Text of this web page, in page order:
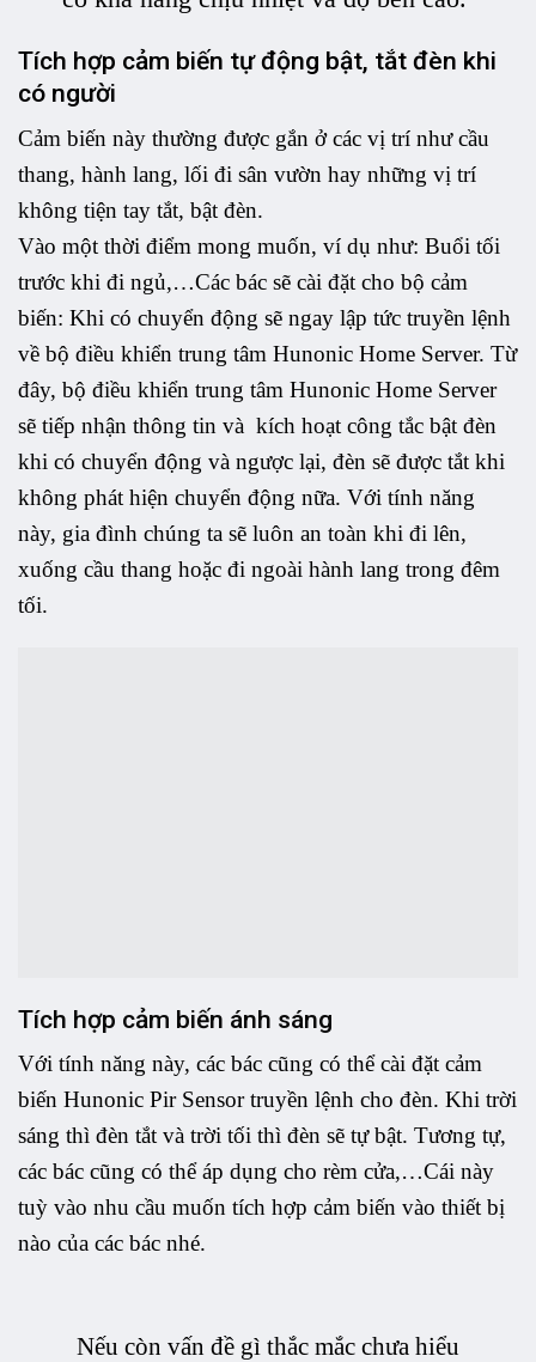
Tích hợp cảm biến tự động bật, tắt đèn khi
có người
Cảm biến này thường được gắn ở các vị trí như cầu
thang, hành lang, lối đi sân vườn hay những vị trí
không tiện tay tắt, bật đèn.
Vào một thời điểm mong muốn, ví dụ như: Buổi tối
trước khi đi ngủ,…Các bác sẽ cài đặt cho bộ cảm
biến: Khi có chuyển động sẽ ngay lập tức truyền lệnh
về bộ điều khiển trung tâm Hunonic Home Server. Từ
đây, bộ điều khiển trung tâm Hunonic Home Server
sẽ tiếp nhận thông tin và kích hoạt công tắc bật đèn
khi có chuyển động và ngược lại, đèn sẽ được tắt khi
không phát hiện chuyển động nữa. Với tính năng
này, gia đình chúng ta sẽ luôn an toàn khi đi lên,
xuống cầu thang hoặc đi ngoài hành lang trong đêm
tối.
Tích hợp cảm biến ánh sáng
Với tính năng này, các bác cũng có thể cài đặt cảm
biến Hunonic Pir Sensor truyền lệnh cho đèn. Khi trời
sáng thì đèn tắt và trời tối thì đèn sẽ tự bật. Tương tự,
các bác cũng có thể áp dụng cho rèm cửa,…Cái này
tuỳ vào nhu cầu muốn tích hợp cảm biến vào thiết bị
nào của các bác nhé.
Nếu còn vấn đề gì thắc mắc chưa hiểu